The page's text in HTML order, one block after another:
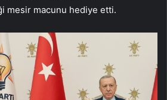
mesir macunu hediye etti.